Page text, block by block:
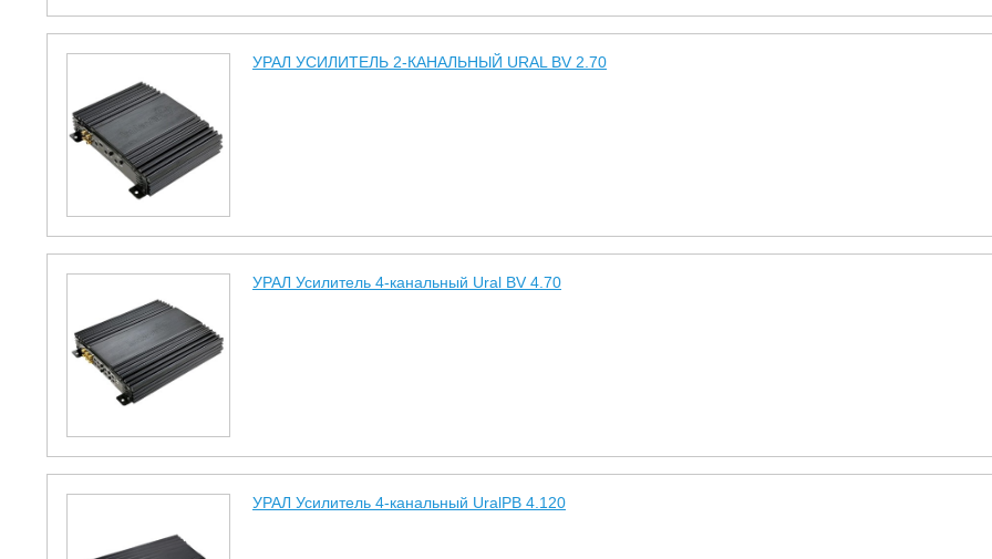
УРАЛ УСИЛИТЕЛЬ 2-КАНАЛЬНЫЙ URAL BV 2.70
УРАЛ Усилитель 4-канальный Ural BV 4.70
УРАЛ Усилитель 4-канальный UralPB 4.120